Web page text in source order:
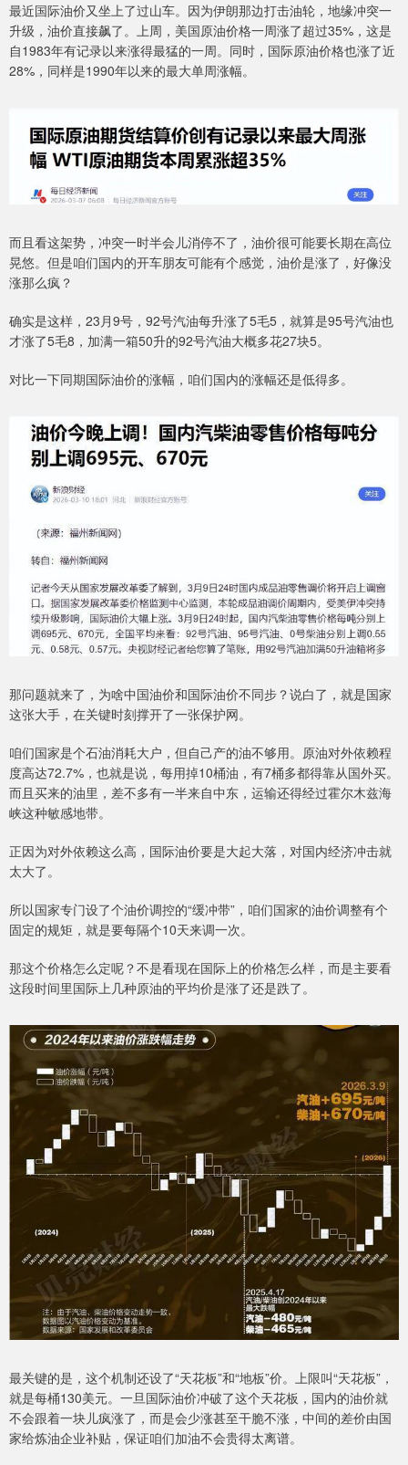
最近国际油价又坐上了过山车。因为伊朗那边打击油轮，地缘冲突一
升级，油价直接飙了。上周，美国原油价格一周涨了超过35%，这是
自1983年有记录以来涨得最猛的一周。同时，国际原油价格也涨了近
28%，同样是1990年以来的最大单周涨幅。
而且看这架势，冲突一时半会儿消停不了，油价很可能要长期在高位
晃悠。但是咱们国内的开车朋友可能有个感觉，油价是涨了，好像没
涨那么疯？
确实是这样，23月9号，92号汽油每升涨了5毛5，就算是95号汽油也
才涨了5毛8，加满一箱50升的92号汽油大概多花27块5。
对比一下同期国际油价的涨幅，咱们国内的涨幅还是低得多。
那问题就来了，为啥中国油价和国际油价不同步？说白了，就是国家
这张大手，在关键时刻撑开了一张保护网。
咱们国家是个石油消耗大户，但自己产的油不够用。原油对外依赖程
度高达72.7%，也就是说，每用掉10桶油，有7桶多都得靠从国外买。
而且买来的油里，差不多有一半来自中东，运输还得经过霍尔木兹海
峡这种敏感地带。
正因为对外依赖这么高，国际油价要是大起大落，对国内经济冲击就
太大了。
所以国家专门设了个油价调控的“缓冲带”，咱们国家的油价调整有个
固定的规矩，就是要每隔个10天来调一次。
那这个价格怎么定呢？不是看现在国际上的价格怎么样，而是主要看
这段时间里国际上几种原油的平均价是涨了还是跌了。
最关键的是，这个机制还设了“天花板”和“地板”价。上限叫“天花板”，
就是每桶130美元。一旦国际油价冲破了这个天花板，国内的油价就
不会跟着一块儿疯涨了，而是会少涨甚至干脆不涨，中间的差价由国
家给炼油企业补贴，保证咱们加油不会贵得太离谱。